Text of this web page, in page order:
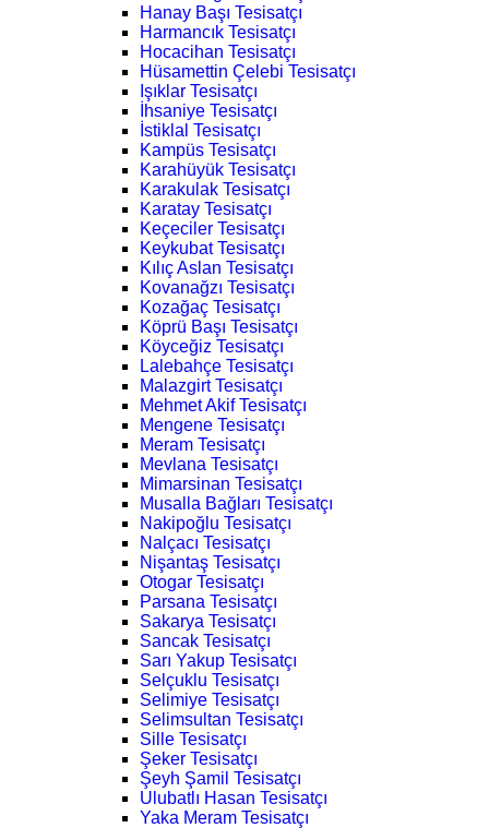
Hanay Başı Tesisatçı
Harmancık Tesisatçı
Hocacihan Tesisatçı
Hüsamettin Çelebi Tesisatçı
Işıklar Tesisatçı
İhsaniye Tesisatçı
İstiklal Tesisatçı
Kampüs Tesisatçı
Karahüyük Tesisatçı
Karakulak Tesisatçı
Karatay Tesisatçı
Keçeciler Tesisatçı
Keykubat Tesisatçı
Kılıç Aslan Tesisatçı
Kovanağzı Tesisatçı
Kozağaç Tesisatçı
Köprü Başı Tesisatçı
Köyceğiz Tesisatçı
Lalebahçe Tesisatçı
Malazgirt Tesisatçı
Mehmet Akif Tesisatçı
Mengene Tesisatçı
Meram Tesisatçı
Mevlana Tesisatçı
Mimarsinan Tesisatçı
Musalla Bağları Tesisatçı
Nakipoğlu Tesisatçı
Nalçacı Tesisatçı
Nişantaş Tesisatçı
Otogar Tesisatçı
Parsana Tesisatçı
Sakarya Tesisatçı
Sancak Tesisatçı
Sarı Yakup Tesisatçı
Selçuklu Tesisatçı
Selimiye Tesisatçı
Selimsultan Tesisatçı
Sille Tesisatçı
Şeker Tesisatçı
Şeyh Şamil Tesisatçı
Ulubatlı Hasan Tesisatçı
Yaka Meram Tesisatçı